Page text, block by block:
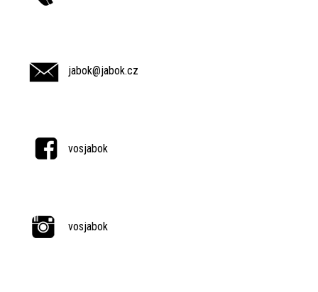
jabok@jabok.cz
vosjabok
vosjabok